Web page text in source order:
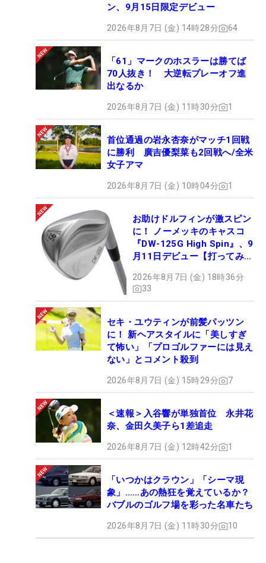
ン、9月15日限定デビュー
2026年8月7日 (金) 14時28分 64
「61」マークのホスラーは勝てば
70人抜き！ 大逆転プレーオフ進
出なるか
2026年8月7日 (金) 11時30分 1
首位通過の岩永杏奈がマッチ1回戦
に勝利 廣吉優梨菜も2回戦へ/全米
女子アマ
2026年8月7日 (金) 10時04分 1
お助けドルフィンが激スピン
に！ ノーメッキのキャスコ
『DW-125G High Spin』、9
月11日デビュー【打ってみ
2026年8月7日 (金) 18時36分
33
セキ・ユウティンが前髪パッツン
に！ 新ヘアスタイルに「美しすぎ
て怖い」「プロゴルファーには見え
ない」とコメント殺到
2026年8月7日 (金) 15時29分 7
＜速報＞入谷響が単独首位 永井花
奈、金田久美子ら1差追走
2026年8月7日 (金) 12時42分 1
「いつかはクラウン」「シーマ現
象」……あの熱狂を覚えているか？
バブルのゴルフ場を彩った名車たち
2026年8月7日 (金) 11時30分 10